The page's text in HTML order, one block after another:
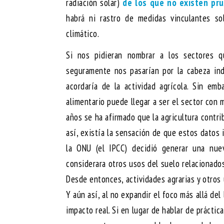
radiación solar) de los que no existen
habrá ni rastro de medidas vinculantes
climático.
Si nos pidieran nombrar a los sectores
seguramente nos pasarían por la cabeza
acordaría de la actividad agrícola. Sin
alimentario puede llegar a ser el sector con
años se ha afirmado que la agricultura
así, existía la sensación de que estos datos
la ONU (el IPCC) decidió generar una
considerara otros usos del suelo
Desde entonces, actividades agrarias y
Y aún así, al no expandir el foco más allá
impacto real. Si en lugar de hablar de